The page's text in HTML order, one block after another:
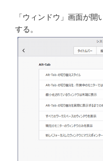
「ウィンドウ」画面が開
する。